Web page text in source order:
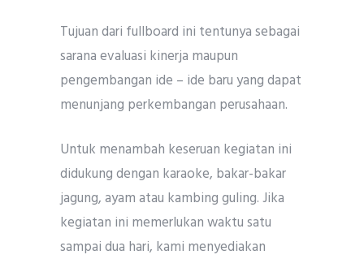
Tujuan dari fullboard ini tentunya sebagai
sarana evaluasi kinerja maupun
pengembangan ide – ide baru yang dapat
menunjang perkembangan perusahaan.
Untuk menambah keseruan kegiatan ini
didukung dengan karaoke, bakar-bakar
jagung, ayam atau kambing guling. Jika
kegiatan ini memerlukan waktu satu
sampai dua hari, kami menyediakan